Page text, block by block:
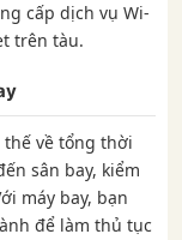
cấp dịch vụ Wi-
trên tàu.
thế về tổng thời
sân bay, kiểm
máy bay, bạn
để làm thủ tục